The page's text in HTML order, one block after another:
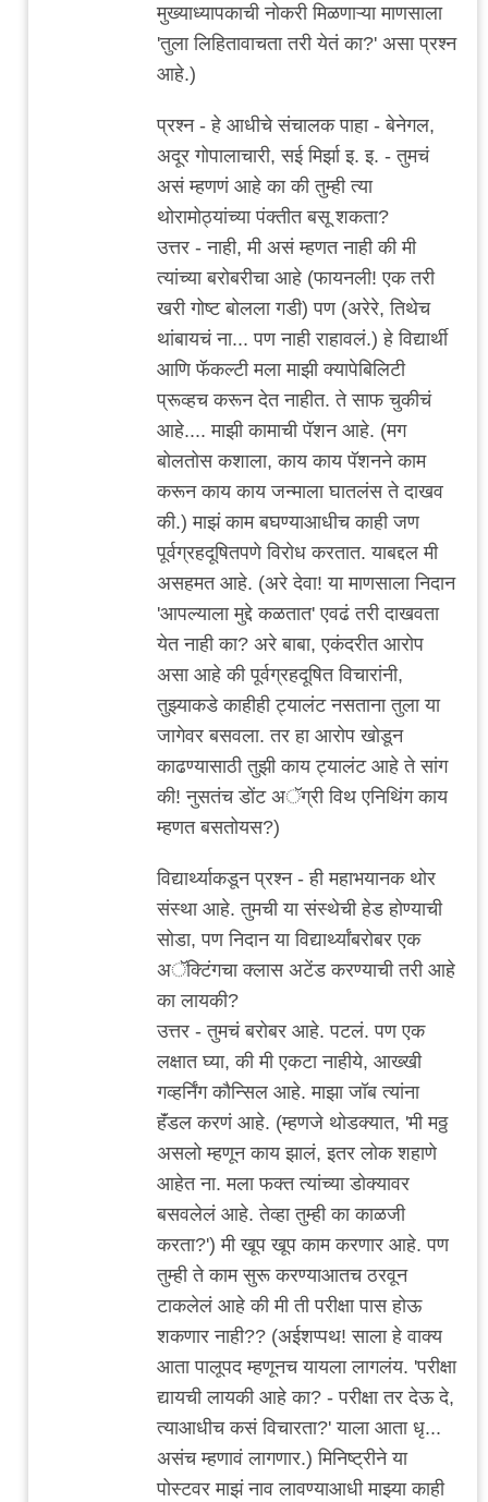
मुख्याध्यापकाची नोकरी मिळणाऱ्या माणसाला
'तुला लिहितावाचता तरी येतं का?' असा प्रश्न
आहे.)
प्रश्न - हे आधीचे संचालक पाहा - बेनेगल,
अदूर गोपालाचारी, सई मिर्झा इ. इ. - तुमचं
असं म्हणणं आहे का की तुम्ही त्या
थोरामोठ्यांच्या पंक्तीत बसू शकता?
उत्तर - नाही, मी असं म्हणत नाही की मी
त्यांच्या बरोबरीचा आहे (फायनली! एक तरी
खरी गोष्ट बोलला गडी) पण (अरेरे, तिथेच
थांबायचं ना... पण नाही राहावलं.) हे विद्यार्थी
आणि फॅकल्टी मला माझी क्यापेबिलिटी
प्रूव्हच करून देत नाहीत. ते साफ चुकीचं
आहे.... माझी कामाची पॅशन आहे. (मग
बोलतोस कशाला, काय काय पॅशनने काम
करून काय काय जन्माला घातलंस ते दाखव
की.) माझं काम बघण्याआधीच काही जण
पूर्वग्रहदूषितपणे विरोध करतात. याबद्दल मी
असहमत आहे. (अरे देवा! या माणसाला निदान
'आपल्याला मुद्दे कळतात' एवढं तरी दाखवता
येत नाही का? अरे बाबा, एकंदरीत आरोप
असा आहे की पूर्वग्रहदूषित विचारांनी,
तुझ्याकडे काहीही ट्यालंट नसताना तुला या
जागेवर बसवला. तर हा आरोप खोडून
काढण्यासाठी तुझी काय ट्यालंट आहे ते सांग
की! नुसतंच डोंट अॅग्री विथ एनिथिंग काय
म्हणत बसतोयस?)
विद्यार्थ्याकडून प्रश्न - ही महाभयानक थोर
संस्था आहे. तुमची या संस्थेची हेड होण्याची
सोडा, पण निदान या विद्यार्थ्यांबरोबर एक
अॅक्टिंगचा क्लास अटेंड करण्याची तरी आहे
का लायकी?
उत्तर - तुमचं बरोबर आहे. पटलं. पण एक
लक्षात घ्या, की मी एकटा नाहीये, आख्खी
गव्हर्निंग कौन्सिल आहे. माझा जॉब त्यांना
हॅंडल करणं आहे. (म्हणजे थोडक्यात, 'मी मठ्ठ
असलो म्हणून काय झालं, इतर लोक शहाणे
आहेत ना. मला फक्त त्यांच्या डोक्यावर
बसवलेलं आहे. तेव्हा तुम्ही का काळजी
करता?') मी खूप खूप काम करणार आहे. पण
तुम्ही ते काम सुरू करण्याआतच ठरवून
टाकलेलं आहे की मी ती परीक्षा पास होऊ
शकणार नाही?? (अईशप्पथ! साला हे वाक्य
आता पालूपद म्हणूनच यायला लागलंय. 'परीक्षा
द्यायची लायकी आहे का? - परीक्षा तर देऊ दे,
त्याआधीच कसं विचारता?' याला आता धृ...
असंच म्हणावं लागणार.) मिनिष्ट्रीने या
पोस्टवर माझं नाव लावण्याआधी माझ्या काही